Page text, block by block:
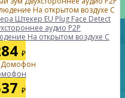
Штекер EU Plug Face Detect
аудио P2P
На открытом воздухе С
₽
₽